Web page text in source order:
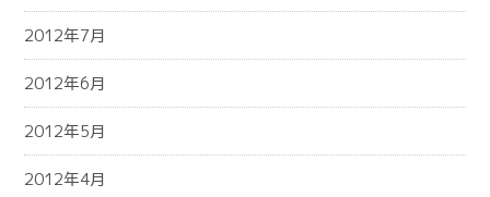
2012年7月
2012年6月
2012年5月
2012年4月